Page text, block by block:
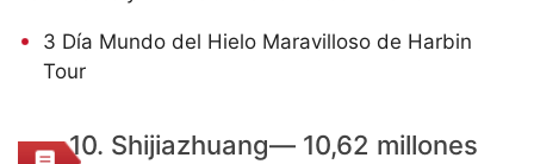
3 Día Mundo del Hielo Maravilloso de Harbin
Tour
10. Shijiazhuang— 10,62 millones